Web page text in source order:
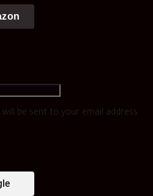
be sent to your email address.